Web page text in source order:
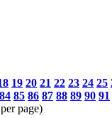
19 20 21 22 23 24 25
84 85 86 87 88 89 90 91
page)